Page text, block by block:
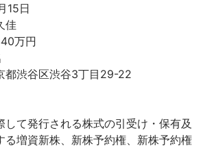
15日
佳
万円
都渋谷区渋谷3丁目29-22
して発行される株式の引受け・保有及
る増資新株、新株予約権、新株予約権